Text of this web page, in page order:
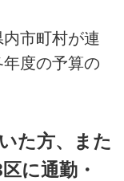
市町村が連
度の予算の
た方、また
に通勤・